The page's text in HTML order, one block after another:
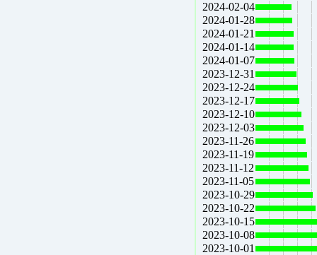
2024-02-04
2024-01-28
2024-01-21
2024-01-14
2024-01-07
2023-12-31
2023-12-24
2023-12-17
2023-12-10
2023-12-03
2023-11-26
2023-11-19
2023-11-12
2023-11-05
2023-10-29
2023-10-22
2023-10-15
2023-10-08
2023-10-01